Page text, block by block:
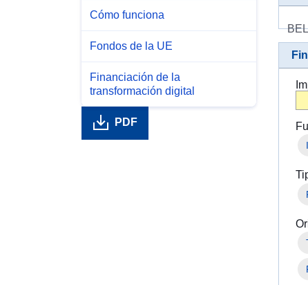
Cómo funciona
Fondos de la UE
Financiación de la
transformación digital
PDF